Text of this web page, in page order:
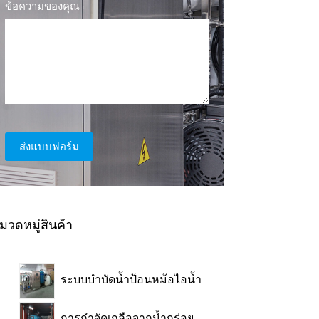
ข้อความของคุณ
ส่งแบบฟอร์ม
วดหมู่สินค้า
ระบบบำบัดน้ำป้อนหม้อไอน้ำ